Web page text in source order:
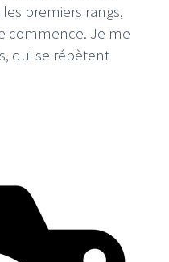
premiers rangs,
commence. Je me
qui se répètent